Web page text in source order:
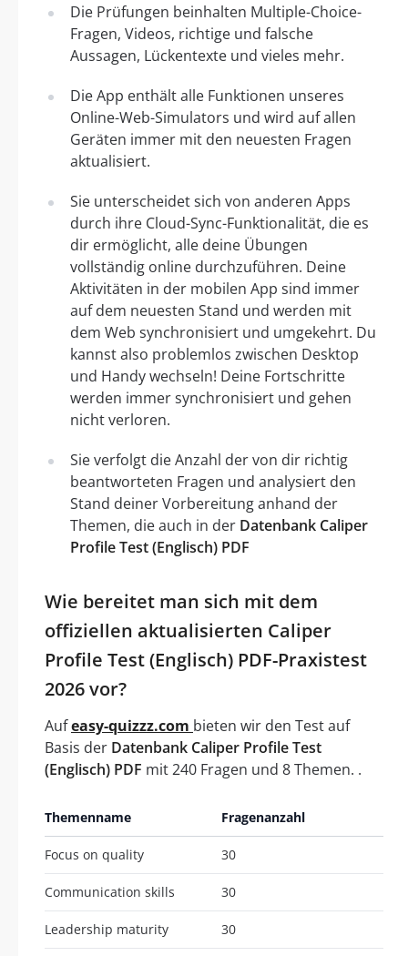
Die Prüfungen beinhalten Multiple-Choice-
Fragen, Videos, richtige und falsche
Aussagen, Lückentexte und vieles mehr.
Die App enthält alle Funktionen unseres
Online-Web-Simulators und wird auf allen
Geräten immer mit den neuesten Fragen
aktualisiert.
Sie unterscheidet sich von anderen Apps
durch ihre Cloud-Sync-Funktionalität, die es
dir ermöglicht, alle deine Übungen
vollständig online durchzuführen. Deine
Aktivitäten in der mobilen App sind immer
auf dem neuesten Stand und werden mit
dem Web synchronisiert und umgekehrt. Du
kannst also problemlos zwischen Desktop
und Handy wechseln! Deine Fortschritte
werden immer synchronisiert und gehen
nicht verloren.
Sie verfolgt die Anzahl der von dir richtig
beantworteten Fragen und analysiert den
Stand deiner Vorbereitung anhand der
Themen, die auch in der Datenbank Caliper
Profile Test (Englisch) PDF
Wie bereitet man sich mit dem
offiziellen aktualisierten Caliper
Profile Test (Englisch) PDF-Praxistest
2026 vor?
Aufeasy-quizzz.com bieten wir den Test auf
Basis der Datenbank Caliper Profile Test
(Englisch) PDF mit 240 Fragen und 8 Themen. .
Themenname Fragenanzahl
Focus on quality 30
Communication skills 30
Leadership maturity 30